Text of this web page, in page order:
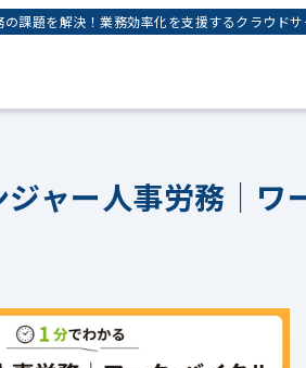
課題を解決！業務効率化を支援するクラウド
ャー人事労務｜ワ